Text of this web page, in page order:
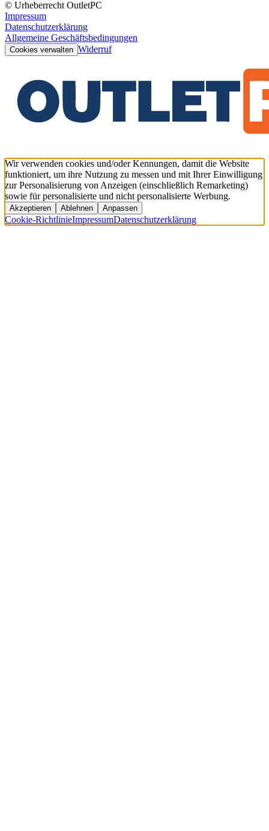
© Urheberrecht OutletPC
Impressum
Datenschutzerklärung
Allgemeine Geschäftsbedingungen
Cookies verwalten Widerruf
Wir verwenden cookies und/oder Kennungen, damit die Website
funktioniert, um ihre Nutzung zu messen und mit Ihrer Einwilligung
zur Personalisierung von Anzeigen (einschließlich Remarketing)
sowie für personalisierte und nicht personalisierte Werbung.
Akzeptieren Ablehnen Anpassen
Cookie-RichtlinieImpressumDatenschutzerklärung